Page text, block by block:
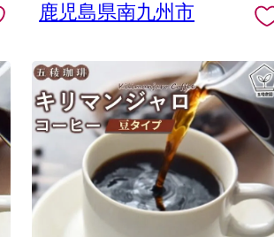
鹿児島県南九州市